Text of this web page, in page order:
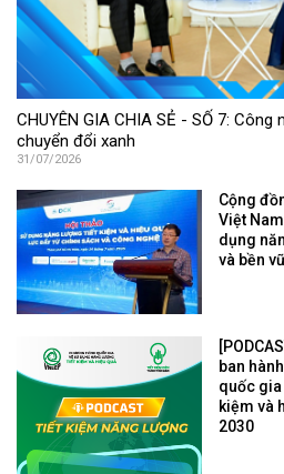
CHUYÊN GIA CHIA SẺ - SỐ 7:
chuyển đổi xanh
31/07/2026
Cộng
Việt
dụng
và bền
ban
quốc
kiệm và
2030